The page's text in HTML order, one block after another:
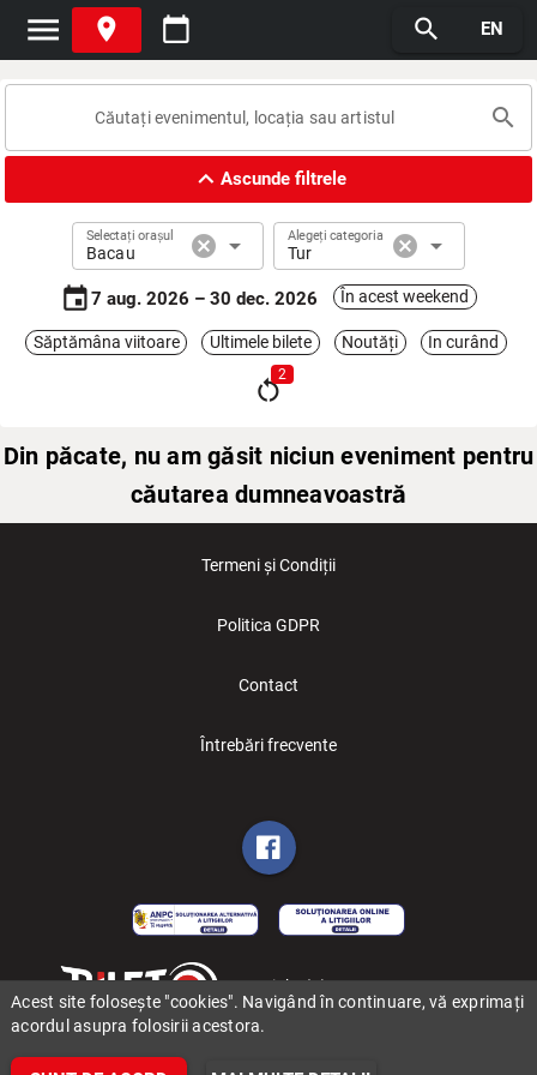
menu place calendar_today search EN
search
expand_lessAscunde filtrele
Selectați orașul
Bacau cancel arrow_drop_down Alegeți categoria
Tur cancel arrow_drop_down
event7 aug. 2026 – 30 dec. 2026 În acest weekend
Săptămâna viitoare Ultimele bilete Noutăți In curând
restart_alt
2
Din păcate, nu am găsit niciun eveniment pentru
căutarea dumneavoastră
Termeni și Condiții
Politica GDPR
Contact
Întrebări frecvente
Copyright (C) 2006-2026 BILET.ro
Acest site folosește "cookies". Navigând în continuare, vă exprimați
acordul asupra folosirii acestora.